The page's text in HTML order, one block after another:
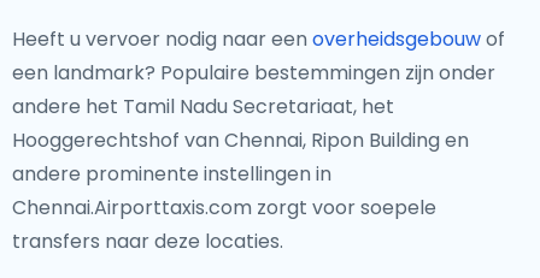
Heeft u vervoer nodig naar een overheidsgebouwof
een landmark? Populaire bestemmingen zijn onder
andere het Tamil Nadu Secretariaat, het
Hooggerechtshof van Chennai, Ripon Building en
andere prominente instellingen in
Chennai.Airporttaxis.com zorgt voor soepele
transfers naar deze locaties.